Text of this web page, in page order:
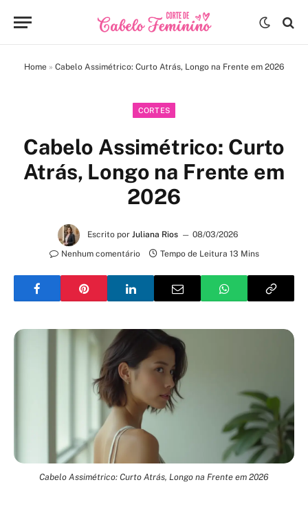
Home » Cabelo Assimétrico: Curto Atrás, Longo na Frente em 2026
CORTES
Cabelo Assimétrico: Curto
Atrás, Longo na Frente em
2026
Escrito por Juliana Rios
08/03/2026
Nenhum comentário
Tempo de Leitura 13 Mins
Cabelo Assimétrico: Curto Atrás, Longo na Frente em 2026